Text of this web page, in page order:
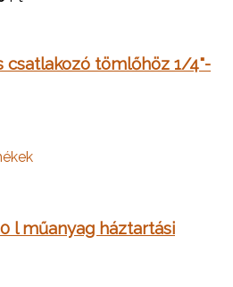
csatlakozó tömlőhöz 1/4"-
l műanyag háztartási